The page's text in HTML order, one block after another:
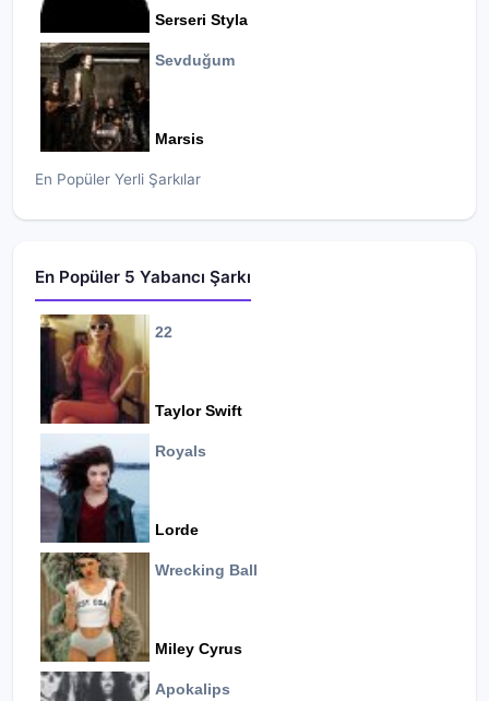
Serseri Styla
Sevduğum
Marsis
En Popüler Yerli Şarkılar
En Popüler 5 Yabancı Şarkı
22
Taylor Swift
Royals
Lorde
Wrecking Ball
Miley Cyrus
Apokalips